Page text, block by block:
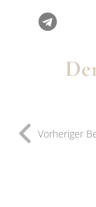
Vorheriger